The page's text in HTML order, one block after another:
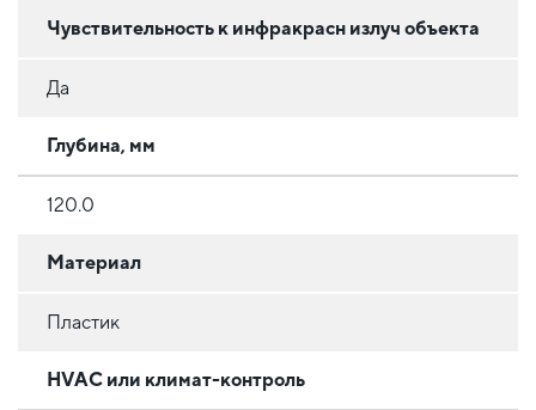
Чувствительность к инфракрасн излуч объекта
Да
Глубина, мм
120.0
Материал
Пластик
HVAC или климат-контроль